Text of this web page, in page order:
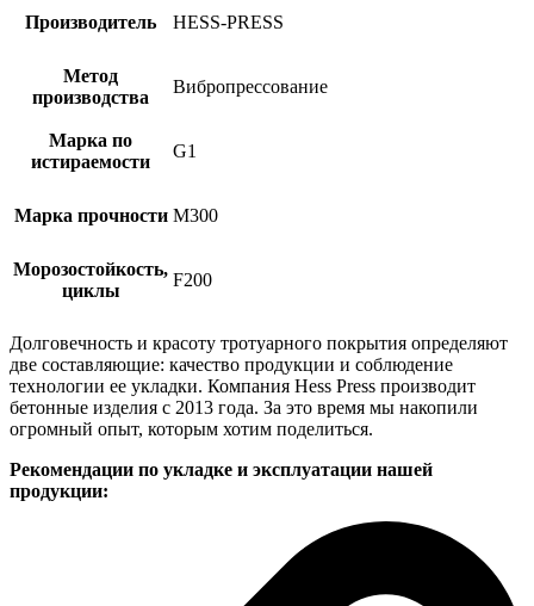
Производитель HESS-PRESS
Метод
производства
Вибропрессование
Марка по
истираемости
G1
Марка прочности М300
Морозостойкость,
циклы
F200
Долговечность и красоту тротуарного покрытия определяют
две составляющие: качество продукции и соблюдение
технологии ее укладки. Компания Hess Press производит
бетонные изделия с 2013 года. За это время мы накопили
огромный опыт, которым хотим поделиться.
Рекомендации по укладке и эксплуатации нашей
продукции: